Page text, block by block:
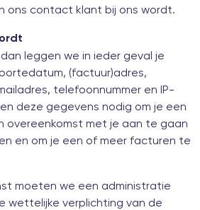
ons contact klant bij ons wordt.
leggen we in ieder geval je
(factuur)adres,
telefoonnummer en IP-
deze gegevens nodig om je een
overeenkomst met je aan te gaan
en om je een of meer facturen te
moeten we een administratie
wettelijke verplichting van de